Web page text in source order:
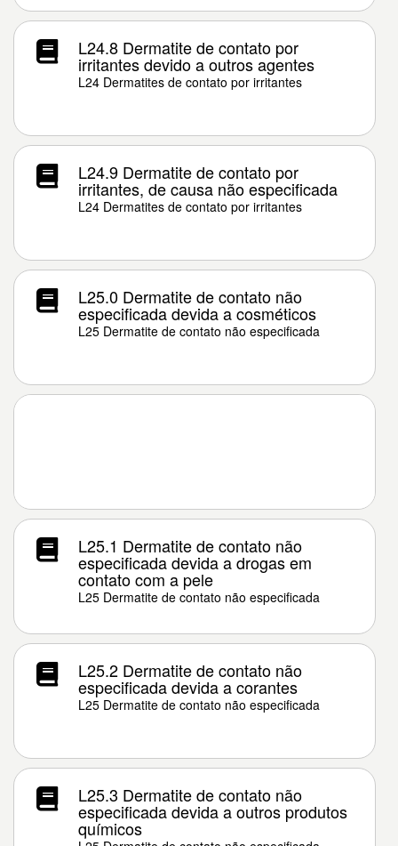
L24.8 Dermatite de contato por
irritantes devido a outros agentes
L24 Dermatites de contato por irritantes
L24.9 Dermatite de contato por
irritantes, de causa não especificada
L24 Dermatites de contato por irritantes
L25.0 Dermatite de contato não
especificada devida a cosméticos
L25 Dermatite de contato não especificada
L25.1 Dermatite de contato não
especificada devida a drogas em
contato com a pele
L25 Dermatite de contato não especificada
L25.2 Dermatite de contato não
especificada devida a corantes
L25 Dermatite de contato não especificada
L25.3 Dermatite de contato não
especificada devida a outros produtos
químicos